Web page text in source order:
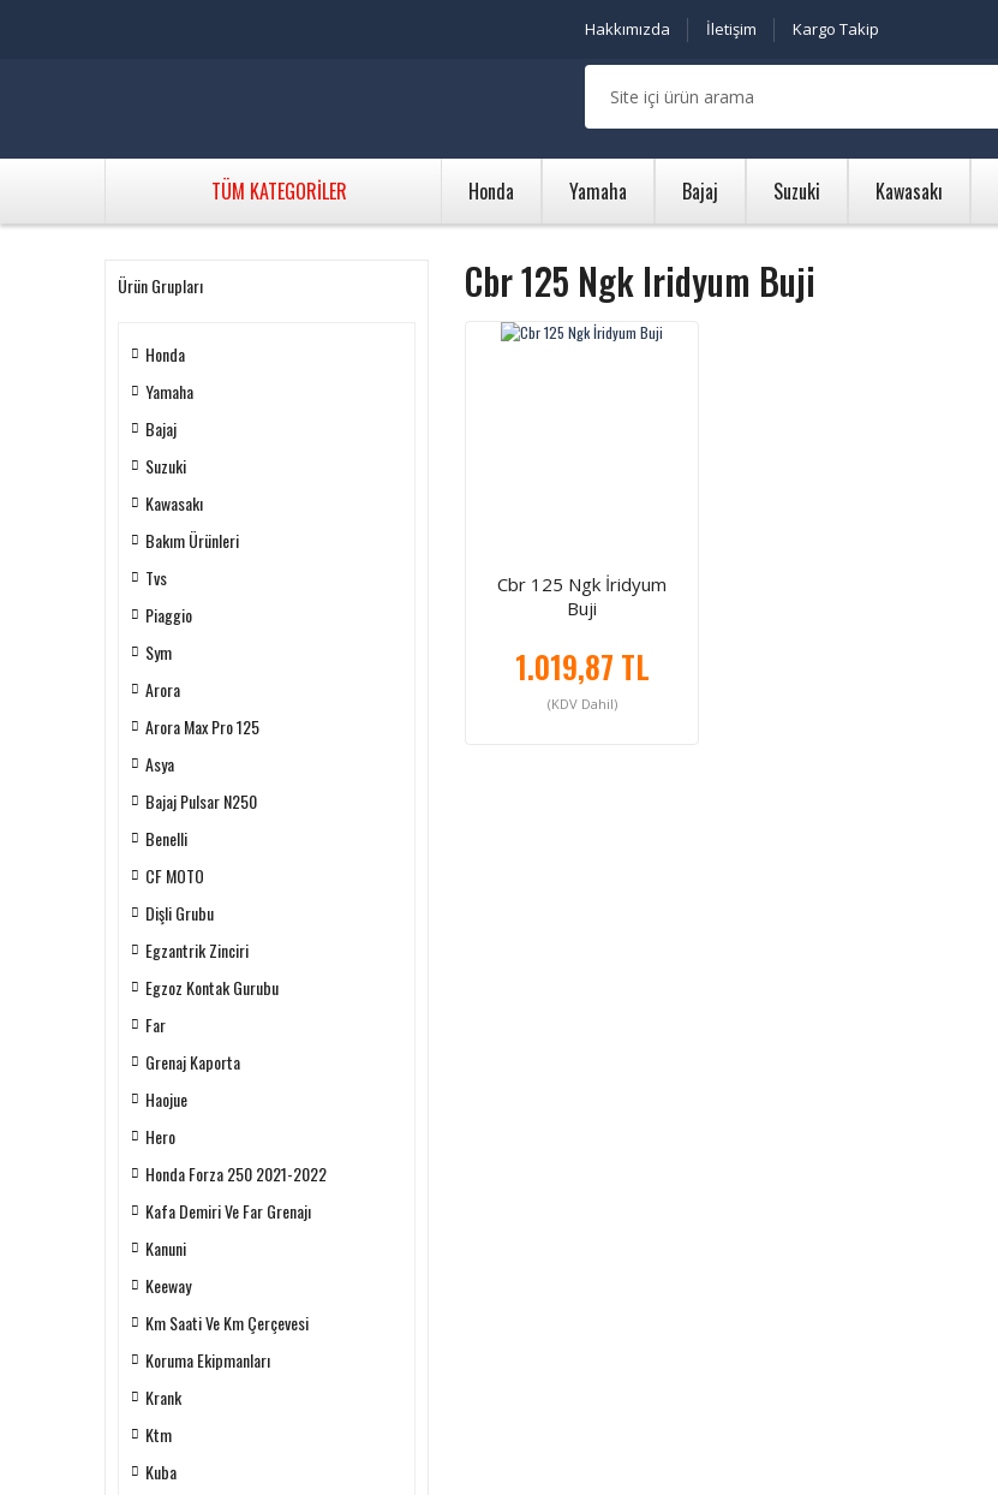
Hakkımızda İletişim Kargo Takip
TÜM KATEGORİLER Honda Yamaha Bajaj Suzuki Kawasakı
Ürün Grupları
Honda
Yamaha
Bajaj
Suzuki
Kawasakı
Bakım Ürünleri
Tvs
Piaggio
Sym
Arora
Arora Max Pro 125
Asya
Bajaj Pulsar N250
Benelli
CF MOTO
Dişli Grubu
Egzantrik Zinciri
Egzoz Kontak Gurubu
Far
Grenaj Kaporta
Haojue
Hero
Honda Forza 250 2021-2022
Kafa Demiri Ve Far Grenajı
Kanuni
Keeway
Km Saati Ve Km Çerçevesi
Koruma Ekipmanları
Krank
Ktm
Kuba
Cbr 125 Ngk Iridyum Buji
Cbr 125 Ngk İridyum
Buji
1.019,87 TL
(KDV Dahil)